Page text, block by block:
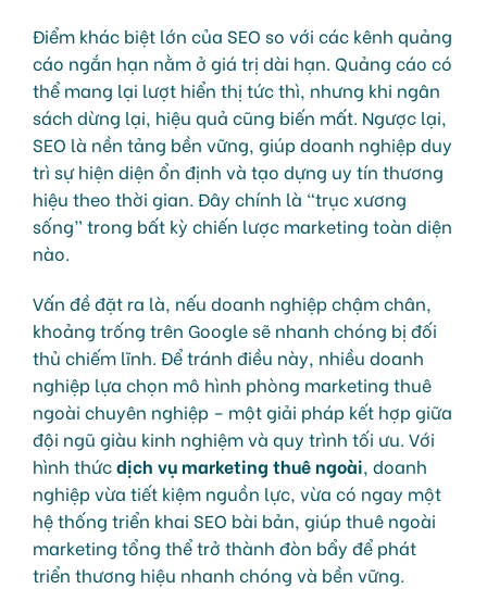
Điểm khác biệt lớn của SEO so với các kênh quảng
cáo ngắn hạn nằm ở giá trị dài hạn. Quảng cáo có
thể mang lại lượt hiển thị tức thì, nhưng khi ngân
sách dừng lại, hiệu quả cũng biến mất. Ngược lại,
SEO là nền tảng bền vững, giúp doanh nghiệp duy
trì sự hiện diện ổn định và tạo dựng uy tín thương
hiệu theo thời gian. Đây chính là “trục xương
sống” trong bất kỳ chiến lược marketing toàn diện
nào.
Vấn đề đặt ra là, nếu doanh nghiệp chậm chân,
khoảng trống trên Google sẽ nhanh chóng bị đối
thủ chiếm lĩnh. Để tránh điều này, nhiều doanh
nghiệp lựa chọn mô hình phòng marketing thuê
ngoài chuyên nghiệp – một giải pháp kết hợp giữa
đội ngũ giàu kinh nghiệm và quy trình tối ưu. Với
hình thứcdịch vụ marketing thuê ngoài, doanh
nghiệp vừa tiết kiệm nguồn lực, vừa có ngay một
hệ thống triển khai SEO bài bản, giúp thuê ngoài
marketing tổng thể trở thành đòn bẩy để phát
triển thương hiệu nhanh chóng và bền vững.